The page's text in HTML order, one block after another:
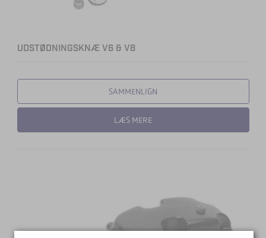
UDSTØDNINGSKNÆ V6 & V8
SAMMENLIGN
LÆS MERE